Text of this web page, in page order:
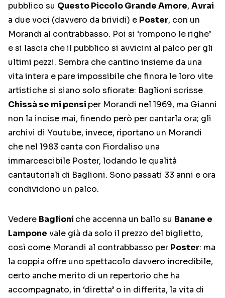
pubblico su Questo Piccolo Grande Amore, Avrai
a due voci (davvero da brividi) e Poster, con un
Morandi al contrabbasso. Poi si ‘rompono le righe’
e si lascia che il pubblico si avvicini al palco per gli
ultimi pezzi. Sembra che cantino insieme da una
vita intera e pare impossibile che finora le loro vite
artistiche si siano solo sfiorate: Baglioni scrisse
Chissà se mi pensi per Morandi nel 1969, ma Gianni
non la incise mai, finendo però per cantarla ora; gli
archivi di Youtube, invece, riportano un Morandi
che nel 1983 canta con Fiordaliso una
immarcescibile Poster, lodando le qualità
cantautoriali di Baglioni. Sono passati 33 anni e ora
condividono un palco.
Vedere Baglioni che accenna un ballo su Banane e
Lampone vale già da solo il prezzo del biglietto,
così come Morandi al contrabbasso per Poster: ma
la coppia offre uno spettacolo davvero incredibile,
certo anche merito di un repertorio che ha
accompagnato, in ‘diretta’ o in differita, la vita di